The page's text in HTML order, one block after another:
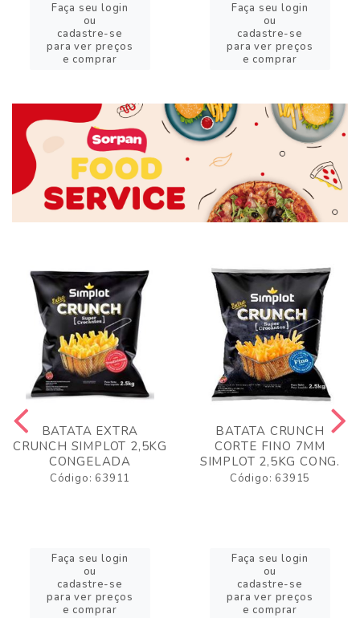
Faça seu login
ou
cadastre-se
para ver preços
e comprar
Faça seu login
ou
cadastre-se
para ver preços
e comprar
BATATA EXTRA
CRUNCH SIMPLOT 2,5KG
CONGELADA
Código: 63911
Faça seu login
ou
cadastre-se
para ver preços
e comprar
BATATA CRUNCH
CORTE FINO 7MM
SIMPLOT 2,5KG CONG.
Código: 63915
Faça seu login
ou
cadastre-se
para ver preços
e comprar